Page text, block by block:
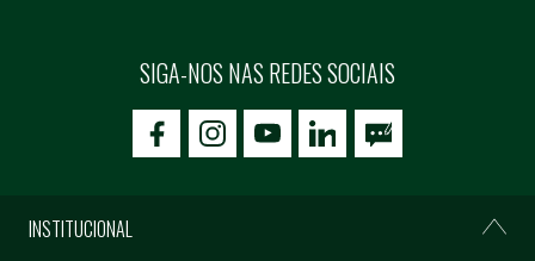
SIGA-NOS NAS REDES SOCIAIS
icon-facebookicon-social02icon-social03
INSTITUCIONAL